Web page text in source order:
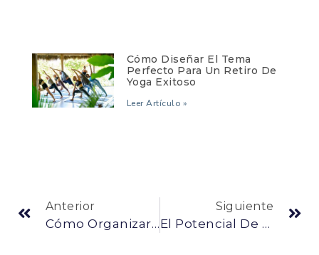
Cómo Diseñar El Tema
Perfecto Para Un Retiro De
Yoga Exitoso
Leer Artículo »
Anterior
Cómo Organizar El Horario De Tu Retiro De Yoga De 7 Días
Siguiente
El Potencial De Ganancias De Los Retiros De Yoga: Una Guía Financiera